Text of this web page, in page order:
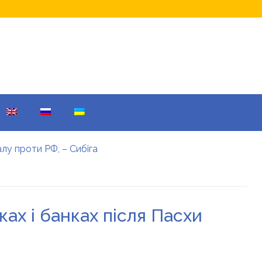
проти РФ, – Сибіга
чемпіонів
і банках після Пасхи